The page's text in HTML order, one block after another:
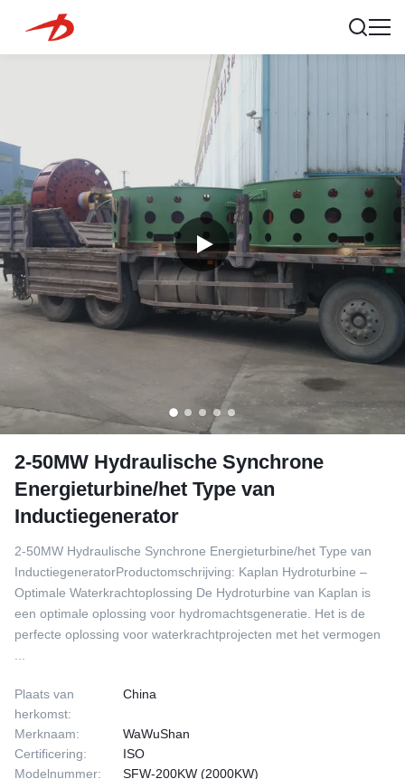
2-50MW Hydraulische Synchrone
Energieturbine/het Type van
Inductiegenerator
2-50MW Hydraulische Synchrone Energieturbine/het Type van
InductiegeneratorProductomschrijving: Kaplan Hydroturbine –
Optimale Waterkrachtoplossing De Hydroturbine van Kaplan is
een optimale oplossing voor hydromachtsgeneratie. Het is de
perfecte oplossing voor waterkrachtprojecten met het vermogen
Plaats van
herkomst:
China
Merknaam:
WaWuShan
Certificering:
ISO
Modelnummer:
SFW-200KW (2000KW)